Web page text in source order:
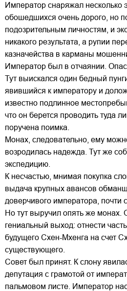
Император снаряжал несколько
обошедшихся очень дорого, но
подозрительным личностям, и
никакого результата, а рупии
казначейства в карманы
Император был в отчаянии.
Тут выискался один бедный
явившийся к императору и
известно подлинное
что он берется проводить туда
поручена поимка.
Монах, следовательно, ему
возродилась надежда. Тут же
экспедицию.
К несчастью, мнимая покупка
выдача крупных авансов
доверчивого императора, почти
Но тут выручил опять же монах.
гениальный выход: отнести
будущего Схен-Мхенга на счет
существующего.
Совет был принят. К слону
депутация с грамотой от
пальмовом листе. Император